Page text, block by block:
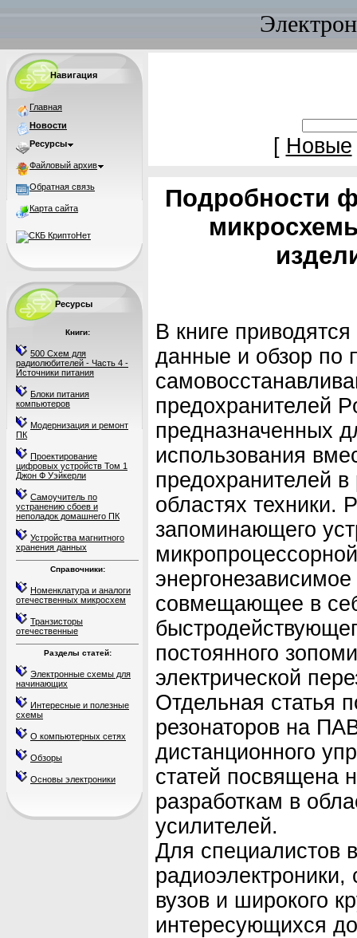
Навигация
Главная
Новости
Ресурсы
Файловый архив
Обратная связь
Карта сайта
Ресурсы
Книги:
500 Схем для
радиолюбителей - Часть 4 -
Источники питания
Блоки питания
компьютеров
Модернизация и ремонт
ПК
Проектирование
цифровых устройств Том 1
Джон Ф Уэйкерли
Самоучитель по
устранению сбоев и
неполадок домашнего ПК
Устройства магнитного
хранения данных
Справочники:
Номенклатура и аналоги
отечественных микросхем
Транзисторы
отечественные
Разделы статей:
Электронные схемы для
начинающих
Интересные и полезные
схемы
О компьютерных сетях
Обзоры
Основы электроники
[ Новые
Подробности
В книге
данные и обзор по
предохранителей
предназначенных
использования
предохранителей
областях техники.
запоминающего
совмещающее в
постоянного
электрической
Отдельная статья
резонаторов на
дистанционного
статей посвящена
разработкам в
усилителей.
Для специалистов
радиоэлектроники,
вузов и широкого
интересующихся